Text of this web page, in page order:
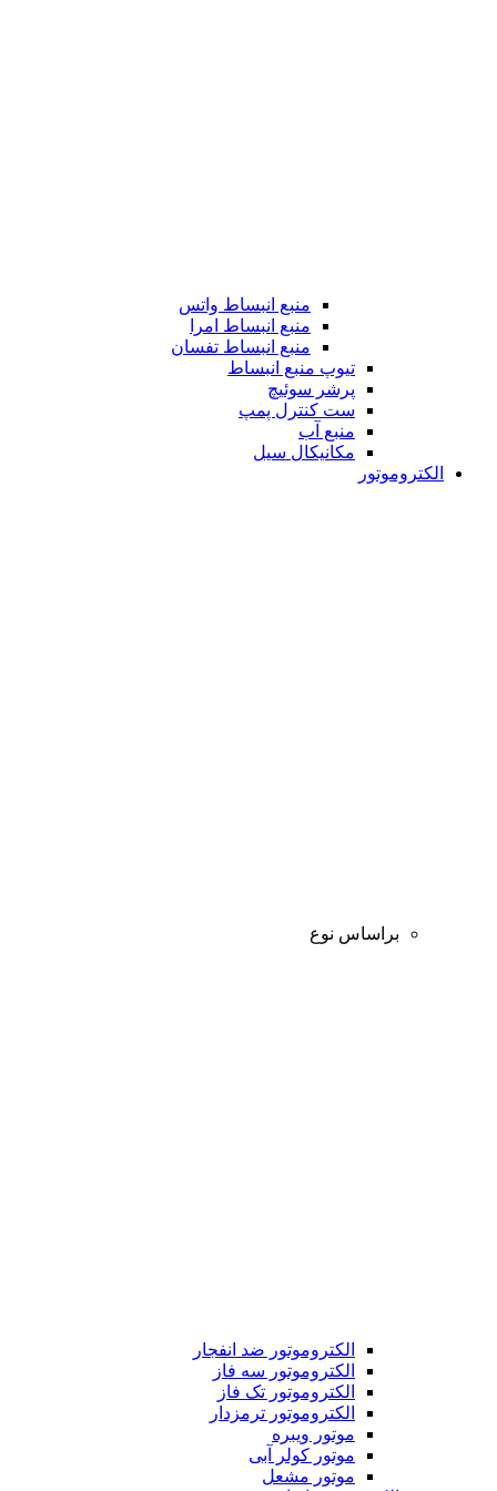
منبع انبساط واتس
منبع انبساط امرا
منبع انبساط تفسان
تیوپ منبع انبساط
پرشر سوئیچ
ست کنترل پمپ
منبع آب
مکانیکال سیل
الکتروموتور
براساس نوع
الکتروموتور ضد انفجار
الکتروموتور سه فاز
الکتروموتور تک فاز
الکتروموتور ترمزدار
موتور ویبره
موتور کولر آبی
موتور مشعل